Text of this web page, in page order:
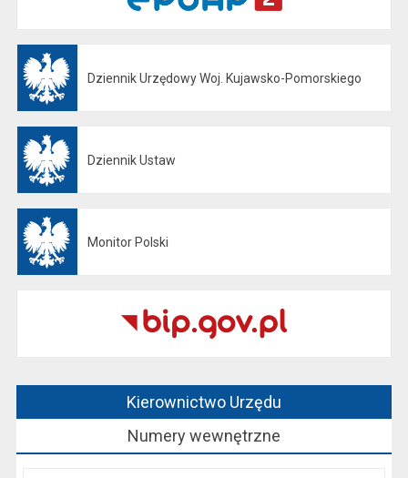
Dziennik Urzędowy Woj. Kujawsko-Pomorskiego
Dziennik Ustaw
Monitor Polski
Kierownictwo Urzędu
Numery wewnętrzne